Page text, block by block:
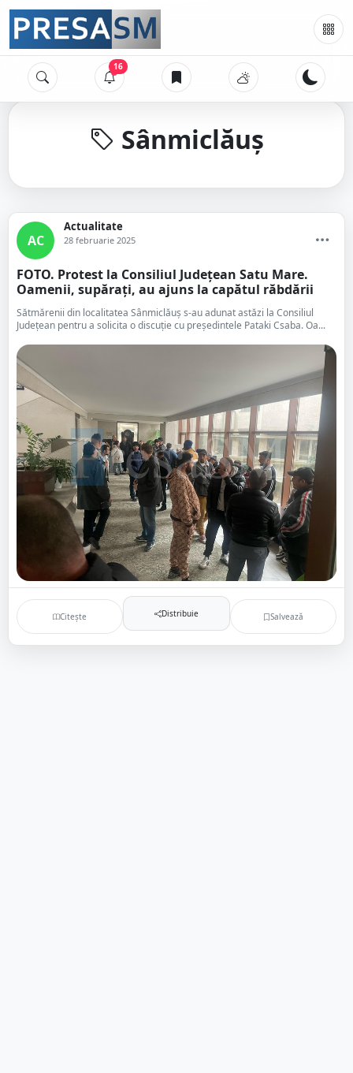
16
Sânmiclăuș
AC
Actualitate
28 februarie 2025
FOTO. Protest la Consiliul Județean Satu Mare.
Oamenii, supărați, au ajuns la capătul răbdării
Sătmărenii din localitatea Sânmiclăuș s-au adunat astăzi la Consiliul
Județean pentru a solicita o discuție cu președintele Pataki Csaba. Oa...
Citește Distribuie Salvează